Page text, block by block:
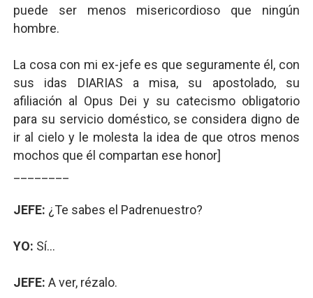
puede ser menos misericordioso que ningún
hombre.
La cosa con mi ex-jefe es que seguramente él, con
sus idas DIARIAS a misa, su apostolado, su
afiliación al Opus Dei y su catecismo obligatorio
para su servicio doméstico, se considera digno de
ir al cielo y le molesta la idea de que otros menos
mochos que él compartan ese honor]
JEFE: ¿Te sabes el Padrenuestro?
YO: Sí...
JEFE: A ver, rézalo.